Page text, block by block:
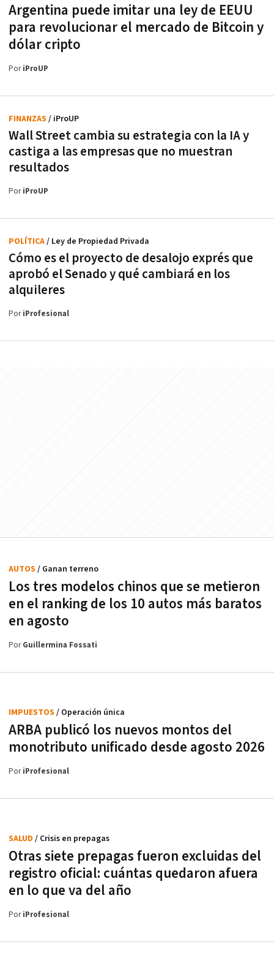
Argentina puede imitar una ley de EEUU
para revolucionar el mercado de Bitcoin y
dólar cripto
PoriProUP
Wall Street cambia su estrategia con la IA y
castiga a las empresas que no muestran
resultados
FINANZAS / iProUP
PoriProUP
Cómo es el proyecto de desalojo exprés que
aprobó el Senado y qué cambiará en los
alquileres
POLÍTICA/ Ley de Propiedad Privada
PoriProfesional
Los tres modelos chinos que se metieron
en el ranking de los 10 autos más baratos
en agosto
AUTOS / Ganan terreno
PorGuillermina Fossati
ARBA publicó los nuevos montos del
monotributo unificado desde agosto 2026
IMPUESTOS / Operación única
PoriProfesional
Otras siete prepagas fueron excluidas del
registro oficial: cuántas quedaron afuera
en lo que va del año
SALUD / Crisis en prepagas
PoriProfesional